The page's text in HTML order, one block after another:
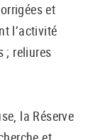
et
l’activité
; reliures
la Réserve